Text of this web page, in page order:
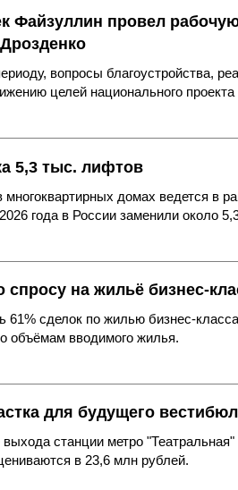
провел
вопросы благоустройства,
целей национального
5,3 тыс. лифтов
домах ведется в
года в России заменили около
на жильё бизнес-
61% сделок по жилью бизнес-
объёмам вводимого жилья.
для будущего
станции метро "Театральная"
в 23,6 млн рублей.